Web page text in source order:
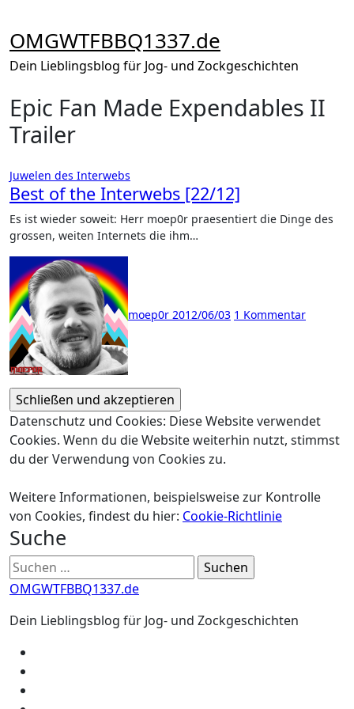
springen
OMGWTFBBQ1337.de
Dein Lieblingsblog für Jog- und Zockgeschichten
Epic Fan Made Expendables II
Trailer
Juwelen des Interwebs
Best of the Interwebs [22/12]
Es ist wieder soweit: Herr moep0r praesentiert die Dinge des
grossen, weiten Internets die ihm…
moep0r 2012/06/03 1 Kommentar
Datenschutz und Cookies: Diese Website verwendet
Cookies. Wenn du die Website weiterhin nutzt, stimmst
du der Verwendung von Cookies zu.
Weitere Informationen, beispielsweise zur Kontrolle
von Cookies, findest du hier: Cookie-Richtlinie
Suche
Suchen
nach:
OMGWTFBBQ1337.de
Dein Lieblingsblog für Jog- und Zockgeschichten